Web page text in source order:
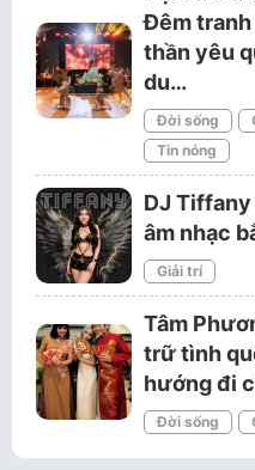
Đêm
thần yêu
du…
Đời sống
Tin nóng
DJ Tiffany
âm nhạc
Giải trí
Tâm
trữ tình
hướng đi
Đời sống